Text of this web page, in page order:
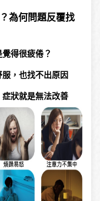
為何問題反覆找
得很疲倦？
，也找不出原因
狀就是無法改善